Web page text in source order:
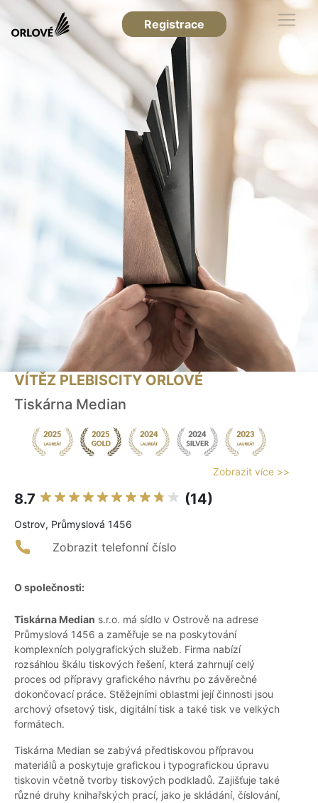
Registrace
VÍTĚZ PLEBISCITY ORLOVÉ
Tiskárna Median
Zobrazit více >>
8.7 (14)
Ostrov, Průmyslová 1456
Zobrazit telefonní číslo
O společnosti:
Tiskárna Median s.r.o. má sídlo v Ostrově na adrese
Průmyslová 1456 a zaměřuje se na poskytování
komplexních polygrafických služeb. Firma nabízí
rozsáhlou škálu tiskových řešení, která zahrnují celý
proces od přípravy grafického návrhu po závěrečné
dokončovací práce. Stěžejními oblastmi její činnosti jsou
archový ofsetový tisk, digitální tisk a také tisk ve velkých
formátech.
Tiskárna Median se zabývá předtiskovou přípravou
materiálů a poskytuje grafickou i typografickou úpravu
tiskovin včetně tvorby tiskových podkladů. Zajišťuje také
různé druhy knihařských prací, jako je skládání, číslování,